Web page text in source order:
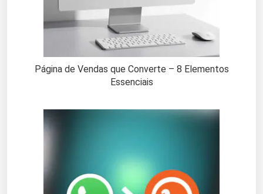
Página de Vendas que Converte – 8 Elementos
Essenciais